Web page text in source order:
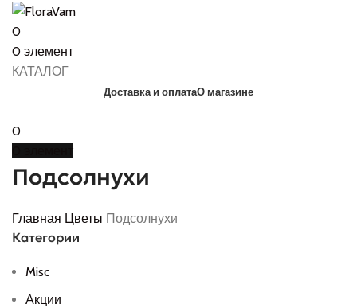
0
0 элемент
КАТАЛОГ
Доставка и оплатаО магазине
0
Подсолнухи
Главная Цветы Подсолнухи
Категории
Misc
Акции